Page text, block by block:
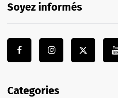
Soyez informés
Categories